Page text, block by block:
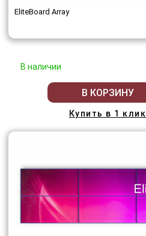
EliteBoard Array
В наличии
В КОРЗИНУ
Купить в 1 клик